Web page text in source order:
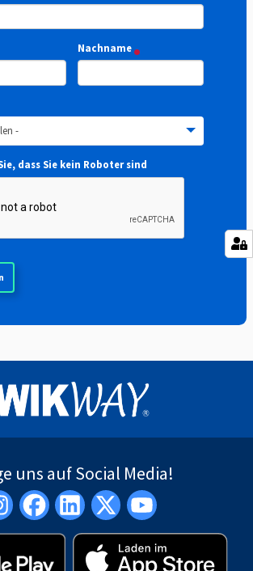
Nachname
-
dass Sie kein Roboter sind
uns auf Social Media!